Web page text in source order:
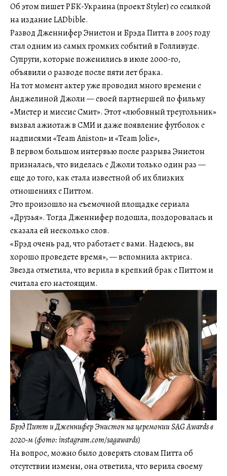
Об этом пишет РБК-Украина (проект Styler) со ссылкой
на издание LADbible.
Развод Дженнифер Энистон и Брэда Питта в 2005 году
стал одним из самых громких событий в Голливуде.
Супруги, которые поженились в июле 2000-го,
объявили о разводе после пяти лет брака.
На тот момент актер уже проводил много времени с
Анджелиной Джоли — своей партнершей по фильму
«Мистер и миссис Смит». Этот «любовный треугольник»
вызвал ажиотаж в СМИ и даже появление футболок с
надписями «Team Aniston» и «Team Jolie»,
В первом большом интервью после разрыва Энистон
призналась, что виделась с Джоли только один раз —
еще до того, как стала известной об их близких
отношениях с Питтом.
Это произошло на съемочной площадке сериала
«Друзья». Тогда Дженнифер подошла, поздоровалась и
сказала ей несколько слов.
«Брэд очень рад, что работает с вами. Надеюсь, вы
хорошо проведете время», — вспомнила актриса.
Звезда отметила, что верила в крепкий брак с Питтом и
считала его настоящим.
Брэд Питт и Дженнифер Энистон на церемонии SAG Awards в
2020-м (фото: instagram.com/sagawards)
На вопрос, можно было доверять словам Питта об
отсутствии измены, она ответила, что верила своему